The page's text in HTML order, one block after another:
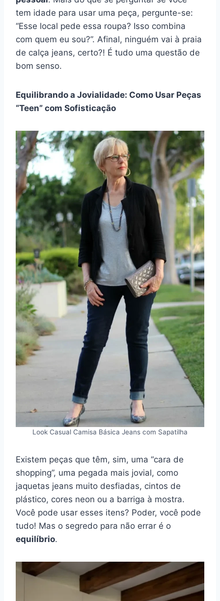
tem idade para usar uma peça, pergunte-se:
“Esse local pede essa roupa? Isso combina
com quem eu sou?”. Afinal, ninguém vai à praia
de calça jeans, certo?! É tudo uma questão de
bom senso.
Equilibrando a Jovialidade: Como Usar Peças
“Teen” com Sofisticação
Look Casual Camisa Básica Jeans com Sapatilha
Existem peças que têm, sim, uma “cara de
shopping”, uma pegada mais jovial, como
jaquetas jeans muito desfiadas, cintos de
plástico, cores neon ou a barriga à mostra.
Você pode usar esses itens? Poder, você pode
tudo! Mas o segredo para não errar é o
equilíbrio.